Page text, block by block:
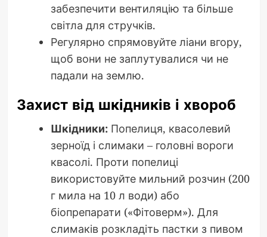
забезпечити вентиляцію та більше
світла для стручків.
Регулярно спрямовуйте ліани вгору,
щоб вони не заплутувалися чи не
падали на землю.
Захист від шкідників і хвороб
Шкідники:Попелиця, квасолевий
зерноїд і слимаки – головні вороги
квасолі. Проти попелиці
використовуйте мильний розчин (200
г мила на 10 л води) або
біопрепарати («Фітоверм»). Для
слимаків розкладіть пастки з пивом